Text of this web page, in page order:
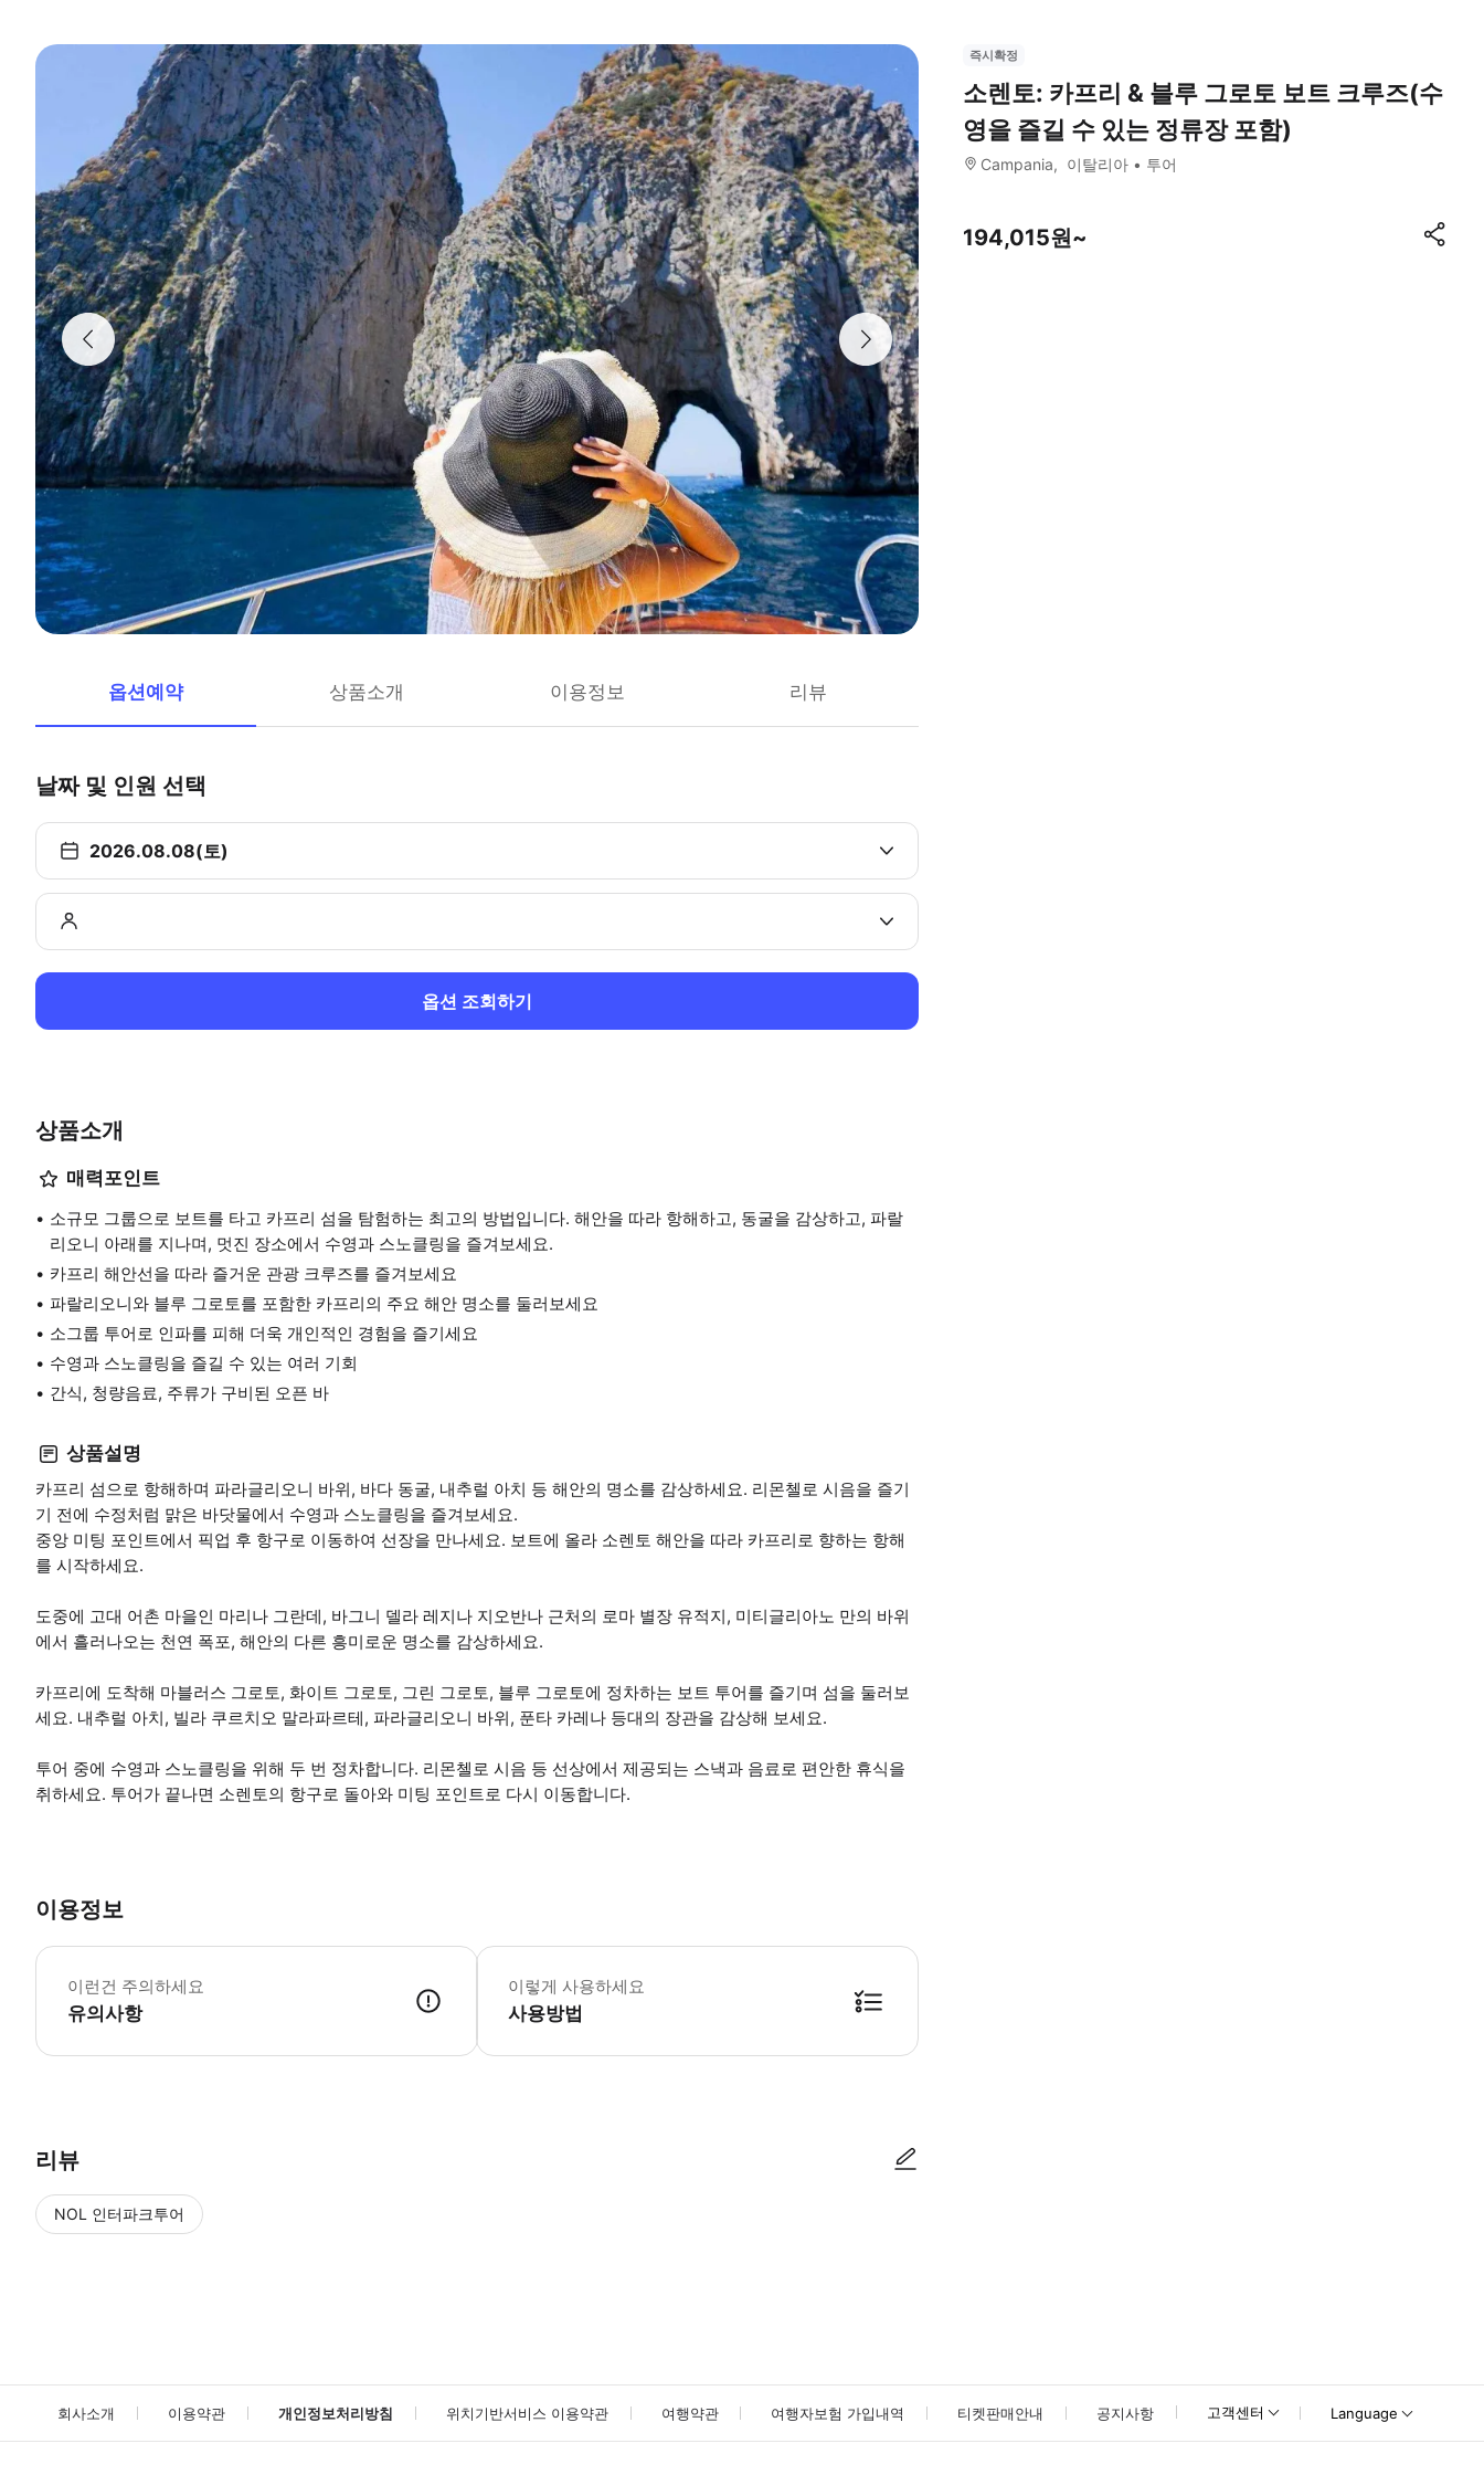
옵션예약 상품소개 이용정보 리뷰
날짜 및 인원 선택
2026.08.08(토)
옵션 조회하기
상품소개
매력포인트
소규모 그룹으로 보트를 타고 카프리 섬을 탐험하는 최고의 방법입니다. 해안을 따라 항해하고, 동굴을 감상하고, 파랄
리오니 아래를 지나며, 멋진 장소에서 수영과 스노클링을 즐겨보세요.
카프리 해안선을 따라 즐거운 관광 크루즈를 즐겨보세요
파랄리오니와 블루 그로토를 포함한 카프리의 주요 해안 명소를 둘러보세요
소그룹 투어로 인파를 피해 더욱 개인적인 경험을 즐기세요
수영과 스노클링을 즐길 수 있는 여러 기회
간식, 청량음료, 주류가 구비된 오픈 바
상품설명
카프리 섬으로 항해하며 파라글리오니 바위, 바다 동굴, 내추럴 아치 등 해안의 명소를 감상하세요. 리몬첼로 시음을 즐기
기 전에 수정처럼 맑은 바닷물에서 수영과 스노클링을 즐겨보세요.
중앙 미팅 포인트에서 픽업 후 항구로 이동하여 선장을 만나세요. 보트에 올라 소렌토 해안을 따라 카프리로 향하는 항해
를 시작하세요.
도중에 고대 어촌 마을인 마리나 그란데, 바그니 델라 레지나 지오반나 근처의 로마 별장 유적지, 미티글리아노 만의 바위
에서 흘러나오는 천연 폭포, 해안의 다른 흥미로운 명소를 감상하세요.
카프리에 도착해 마블러스 그로토, 화이트 그로토, 그린 그로토, 블루 그로토에 정차하는 보트 투어를 즐기며 섬을 둘러보
세요. 내추럴 아치, 빌라 쿠르치오 말라파르테, 파라글리오니 바위, 푼타 카레나 등대의 장관을 감상해 보세요.
투어 중에 수영과 스노클링을 위해 두 번 정차합니다. 리몬첼로 시음 등 선상에서 제공되는 스낵과 음료로 편안한 휴식을
취하세요. 투어가 끝나면 소렌토의 항구로 돌아와 미팅 포인트로 다시 이동합니다.
이용정보
이런건 주의하세요
유의사항
• 본 투어는 기상 상황이 좋을 경우 이용하실 수 있습니다. • 블루 그로토 방문은 유리한 해상 및 기상 조건에 따라 변경될 수 있습니다. 해상 및 기상 조건
이렇게 사용하세요
사용방법
리뷰
NOL 인터파크투어
즉시확정
소렌토: 카프리 & 블루 그로토 보트 크루즈(수
영을 즐길 수 있는 정류장 포함)
Campania 이탈리아 투어
194,015원~
회사소개 이용약관 개인정보처리방침 위치기반서비스 이용약관 여행약관 여행자보험 가입내역 티켓판매안내 공지사항 고객센터 Language